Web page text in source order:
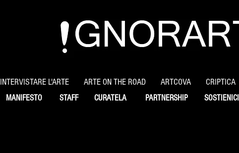
INTERVISTARE L'ARTE ARTE ON THE ROAD ARTCOVA CRIPTICA
MANIFESTO STAFF CURATELA PARTNERSHIP SOSTIENICI